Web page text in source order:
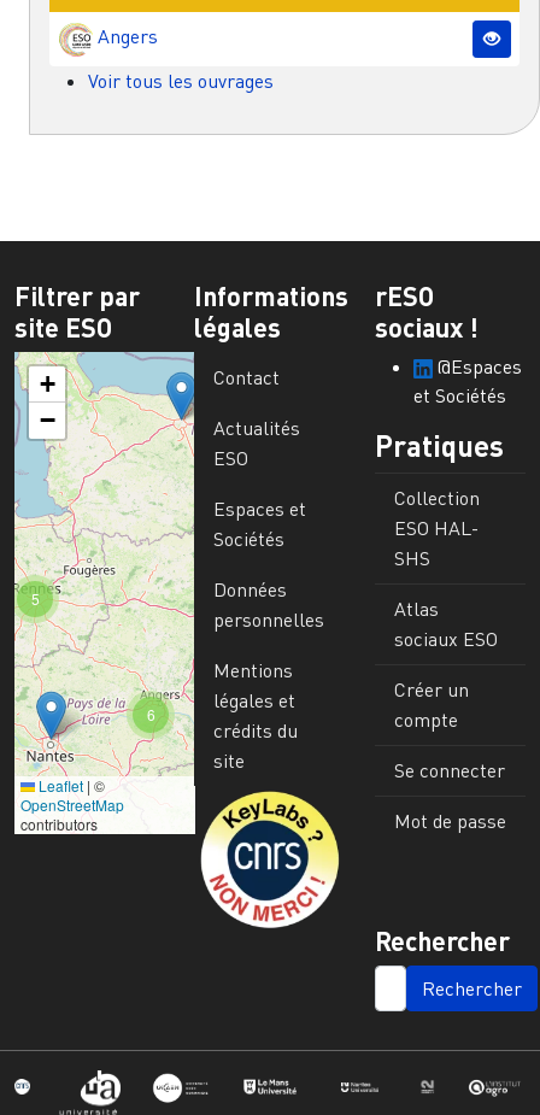
Angers
Voir tous les ouvrages
Filtrer par
site ESO
6
5
+
−
Leaflet | ©
OpenStreetMap
contributors
Informations
légales
Contact
Actualités
ESO
Espaces et
Sociétés
Données
personnelles
Mentions
légales et
crédits du
site
Image
rESO
sociaux !
@Espaces
et Sociétés
Pratiques
Collection
ESO HAL-
SHS
Atlas
sociaux ESO
Créer un
compte
Se connecter
Mot de passe
Rechercher
SEARCH